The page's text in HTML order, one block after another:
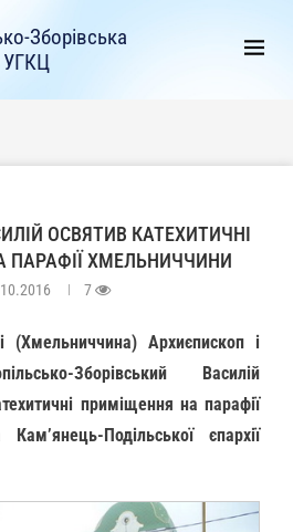
Зборівська
УГКЦ
ОСВЯТИВ КАТЕХИТИЧНІ
ПАРАФІЇ ХМЕЛЬНИЧЧИНИ
7
Архиєпископ і
Зборівський Василій
приміщення на парафії
Подільської єпархії